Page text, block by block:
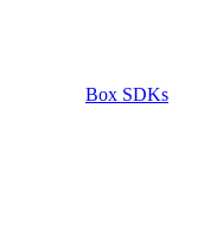
Box SDKs